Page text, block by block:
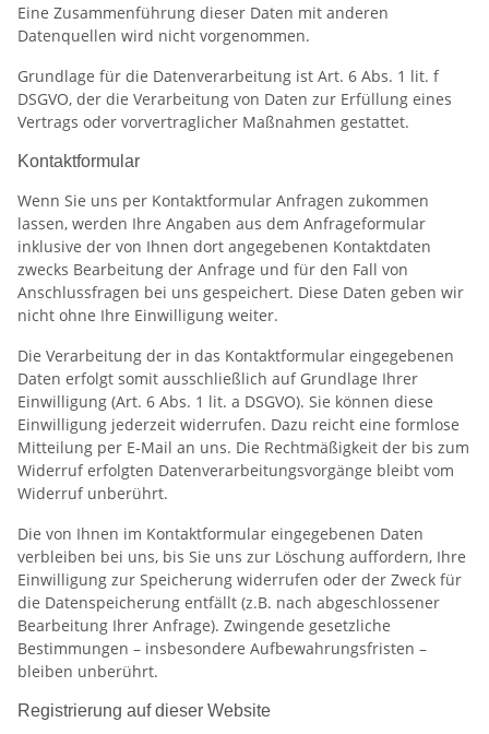
Eine Zusammenführung dieser Daten mit anderen
Datenquellen wird nicht vorgenommen.
Grundlage für die Datenverarbeitung ist Art. 6 Abs. 1 lit. f
DSGVO, der die Verarbeitung von Daten zur Erfüllung eines
Vertrags oder vorvertraglicher Maßnahmen gestattet.
Kontaktformular
Wenn Sie uns per Kontaktformular Anfragen zukommen
lassen, werden Ihre Angaben aus dem Anfrageformular
inklusive der von Ihnen dort angegebenen Kontaktdaten
zwecks Bearbeitung der Anfrage und für den Fall von
Anschlussfragen bei uns gespeichert. Diese Daten geben wir
nicht ohne Ihre Einwilligung weiter.
Die Verarbeitung der in das Kontaktformular eingegebenen
Daten erfolgt somit ausschließlich auf Grundlage Ihrer
Einwilligung (Art. 6 Abs. 1 lit. a DSGVO). Sie können diese
Einwilligung jederzeit widerrufen. Dazu reicht eine formlose
Mitteilung per E-Mail an uns. Die Rechtmäßigkeit der bis zum
Widerruf erfolgten Datenverarbeitungsvorgänge bleibt vom
Widerruf unberührt.
Die von Ihnen im Kontaktformular eingegebenen Daten
verbleiben bei uns, bis Sie uns zur Löschung auffordern, Ihre
Einwilligung zur Speicherung widerrufen oder der Zweck für
die Datenspeicherung entfällt (z.B. nach abgeschlossener
Bearbeitung Ihrer Anfrage). Zwingende gesetzliche
Bestimmungen – insbesondere Aufbewahrungsfristen –
bleiben unberührt.
Registrierung auf dieser Website